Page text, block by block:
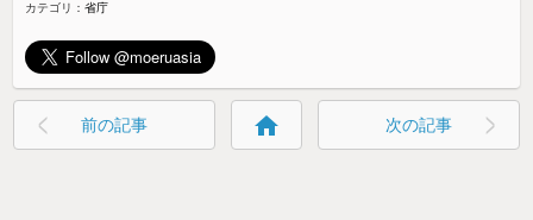
カテゴリ：省庁
前の記事 home 次の記事